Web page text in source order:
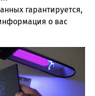
гарантируется,
о вас